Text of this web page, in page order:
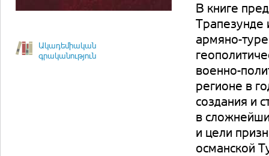
Ակադեմիական
գրականություն
В книге
Трапезунде
армяно-
военно-
регионе в
создания и
в
и цели
османской